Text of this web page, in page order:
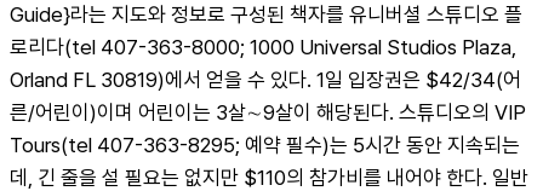
Guide}라는 지도와 정보로 구성된 책자를 유니버셜 스튜디오 플
로리다(tel 407-363-8000; 1000 Universal Studios Plaza,
Orland FL 30819)에서 얻을 수 있다. 1일 입장권은 $42/34(어
른/어린이)이며 어린이는 3살∼9살이 해당된다. 스튜디오의 VIP
Tours(tel 407-363-8295; 예약 필수)는 5시간 동안 지속되는
데, 긴 줄을 설 필요는 없지만 $110의 참가비를 내어야 한다. 일반